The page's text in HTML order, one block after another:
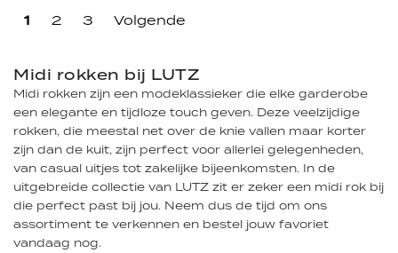
1 2 3 Volgende
Midi rokken bij LUTZ
Midi rokken zijn een modeklassieker die elke garderobe
een elegante en tijdloze touch geven. Deze veelzijdige
rokken, die meestal net over de knie vallen maar korter
zijn dan de kuit, zijn perfect voor allerlei gelegenheden,
van casual uitjes tot zakelijke bijeenkomsten. In de
uitgebreide collectie van LUTZ zit er zeker een midi rok bij
die perfect past bij jou. Neem dus de tijd om ons
assortiment te verkennen en bestel jouw favoriet
vandaag nog.